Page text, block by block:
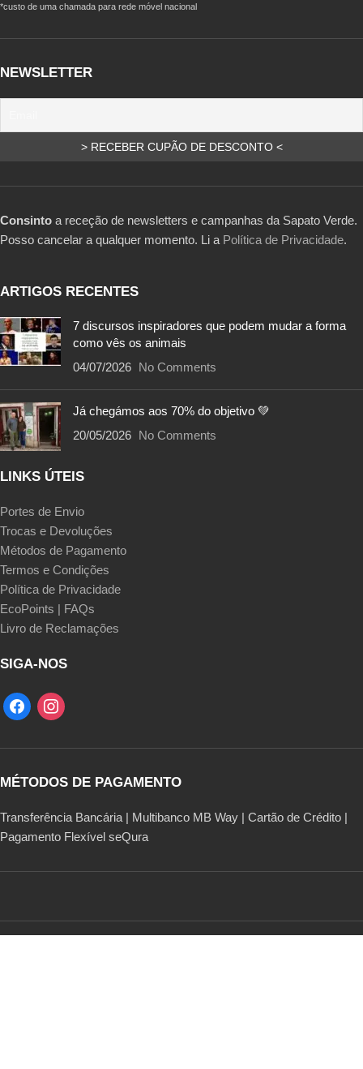
*custo de uma chamada para rede móvel nacional
NEWSLETTER
Consinto a receção de newsletters e campanhas da Sapato Verde.
Posso cancelar a qualquer momento. Li a Política de Privacidade.
ARTIGOS RECENTES
7 discursos inspiradores que podem mudar a forma
como vês os animais
04/07/2026 No Comments
Já chegámos aos 70% do objetivo 💚
20/05/2026 No Comments
LINKS ÚTEIS
Portes de Envio
Trocas e Devoluções
Métodos de Pagamento
Termos e Condições
Política de Privacidade
EcoPoints | FAQs
Livro de Reclamações
SIGA-NOS
MÉTODOS DE PAGAMENTO
Transferência Bancária | Multibanco MB Way | Cartão de Crédito |
Pagamento Flexível seQura